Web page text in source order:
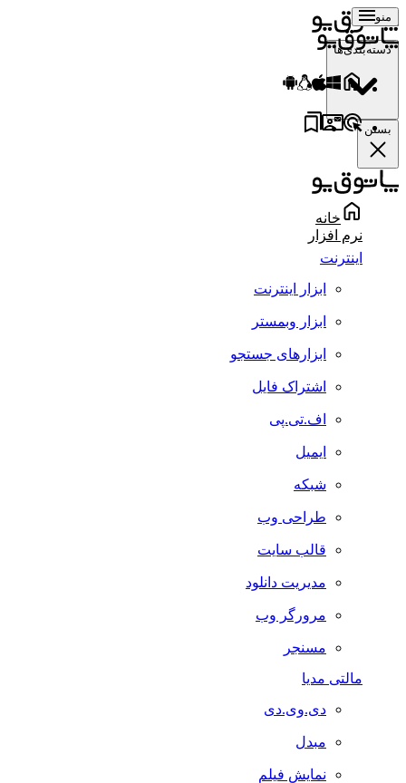
منو
دسته‌بندی‌ها
بستن
خانه
نرم افزار
اینترنت
ابزار اینترنت
ابزار وبمستر
ابزارهای جستجو
اشتراک فایل
اف.تی.پی
ایمیل
شبکه
طراحی وب
قالب سایت
مدیریت دانلود
مرورگر وب
مسنجر
مالتی مدیا
دی.وی.دی
مبدل
نمایش فیلم